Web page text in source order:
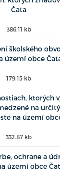
Čata
386.11 kb
školského
území obce
179.15 kb
ktorých
na
na území
332.87 kb
ochrane a
území obce